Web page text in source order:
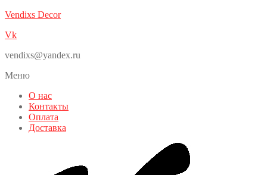
Vendixs Decor
Vk
vendixs@yandex.ru
Меню
О нас
Контакты
Оплата
Доставка